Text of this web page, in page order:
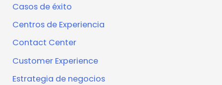
Casos de éxito
Centros de Experiencia
Contact Center
Customer Experience
Estrategia de negocios